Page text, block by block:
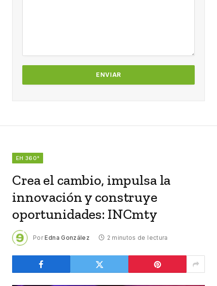
EH 360°
Crea el cambio, impulsa la
innovación y construye
oportunidades: INCmty
Por Edna González 2 minutos de lectura